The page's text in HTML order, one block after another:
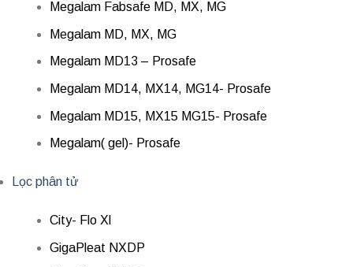
Megalam Fabsafe MD, MX, MG
Megalam MD, MX, MG
Megalam MD13 – Prosafe
Megalam MD14, MX14, MG14- Prosafe
Megalam MD15, MX15 MG15- Prosafe
Megalam( gel)- Prosafe
Lọc phân tử
City- Flo Xl
GigaPleat NXDP